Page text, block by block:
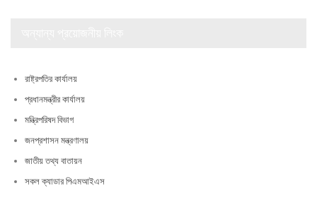
রাষ্ট্রপতির কার্যালয়
প্রধানমন্ত্রীর কার্যালয়
মন্ত্রিপরিষদ বিভাগ
জনপ্রশাসন মন্ত্রণালয়
জাতীয় তথ্য বাতায়ন
সকল ক্যাডার পিএমআইএস